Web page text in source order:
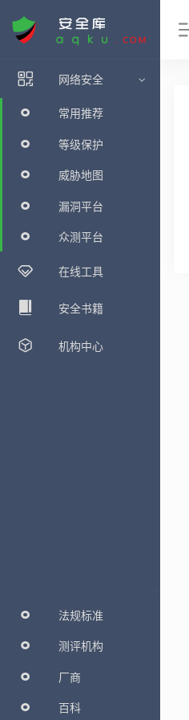
网络安全
常用推荐
等级保护
威胁地图
漏洞平台
众测平台
在线工具
安全书籍
机构中心
法规标准
测评机构
厂商
百科